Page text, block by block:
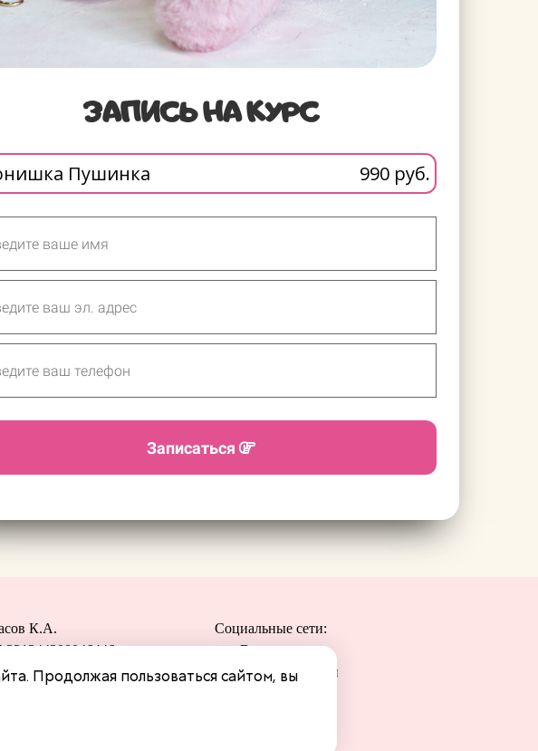
ЗАПИСЬ НА КУРС
Пушинка 990 руб.
Записаться
К.А.
Социальные сети:
Вконтакте
Одноклассники
Продолжая пользоваться сайтом, вы